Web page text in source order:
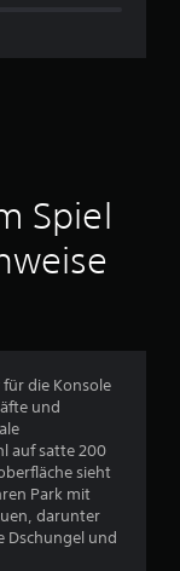
h
t
t
c
e
B
Spiel
die Konsole
und
auf satte 200
sieht
Park mit
darunter
Dschungel und